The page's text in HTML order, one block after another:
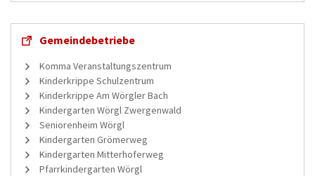
Gemeindebetriebe
Komma Veranstaltungszentrum
Kinderkrippe Schulzentrum
Kinderkrippe Am Wörgler Bach
Kindergarten Wörgl Zwergenwald
Seniorenheim Wörgl
Kindergarten Grömerweg
Kindergarten Mitterhoferweg
Pfarrkindergarten Wörgl